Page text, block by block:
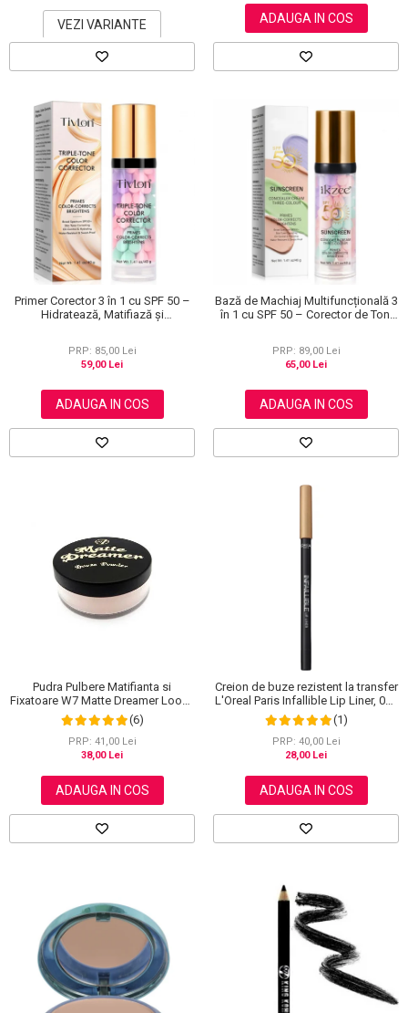
VEZI VARIANTE ADAUGA IN COS
Primer Corector 3 în 1 cu SPF 50 –
Hidratează, Matifiază și
PRP: 85,00 Lei
59,00 Lei
ADAUGA IN COS
Bază de Machiaj Multifuncțională 3
în 1 cu SPF 50 – Corector de Ton,
PRP: 89,00 Lei
65,00 Lei
ADAUGA IN COS
Pudra Pulbere Matifianta si
Fixatoare W7 Matte Dreamer Loose
Powder - Classy Cameo, 20g
(6)
PRP: 41,00 Lei
38,00 Lei
ADAUGA IN COS
Creion de buze rezistent la transfer
L'Oreal Paris Infallible Lip Liner, 001
Highlight On Point
(1)
PRP: 40,00 Lei
28,00 Lei
ADAUGA IN COS